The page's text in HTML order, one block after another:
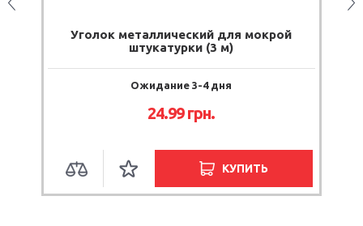
Уголок металлический для мокрой
штукатурки (3 м)
Ожидание 3-4 дня
24.99 грн.
КУПИТЬ